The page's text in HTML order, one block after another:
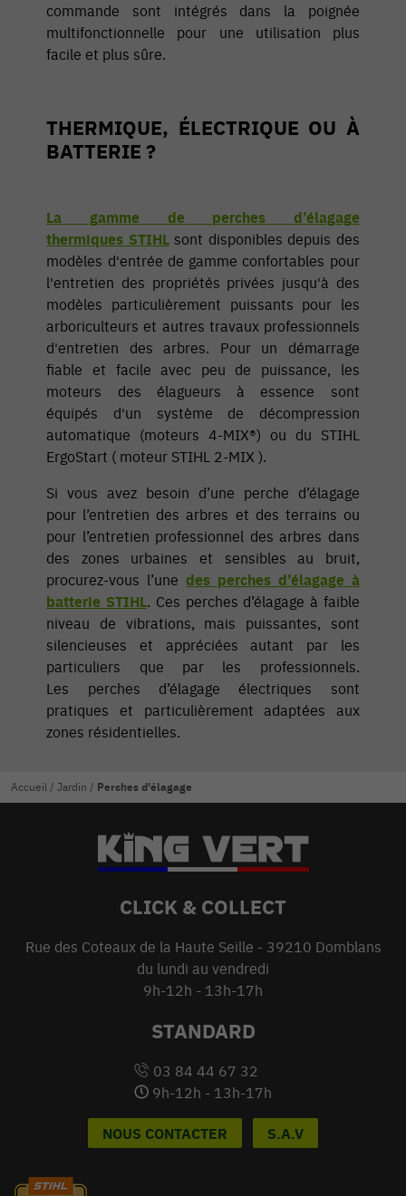
commande sont intégrés dans la poignée
multifonctionnelle pour une utilisation plus
facile et plus sûre.
THERMIQUE, ÉLECTRIQUE OU À
BATTERIE ?
La gamme de perches d’élagage
thermiques STIHLsont disponibles depuis des
modèles d'entrée de gamme confortables pour
l'entretien des propriétés privées jusqu'à des
modèles particulièrement puissants pour les
arboriculteurs et autres travaux professionnels
d'entretien des arbres. Pour un démarrage
fiable et facile avec peu de puissance, les
moteurs des élagueurs à essence sont
équipés d'un système de décompression
automatique (moteurs 4-MIX®) ou du STIHL
ErgoStart ( moteur STIHL 2-MIX ).
Si vous avez besoin d’une perche d’élagage
pour l’entretien des arbres et des terrains ou
pour l’entretien professionnel des arbres dans
des zones urbaines et sensibles au bruit,
procurez-vous l’unedes perches d’élagage à
batterie STIHL. Ces perches d’élagage à faible
niveau de vibrations, mais puissantes, sont
silencieuses et appréciées autant par les
particuliers que par les professionnels.
Les perches d’élagage électriques sont
pratiques et particulièrement adaptées aux
zones résidentielles.
Accueil / Jardin / Perches d'élagage
CLICK & COLLECT
Rue des Coteaux de la Haute Seille - 39210 Domblans
du lundi au vendredi
9h-12h - 13h-17h
STANDARD
03 84 44 67 32
9h-12h - 13h-17h
NOUS CONTACTER S.A.V